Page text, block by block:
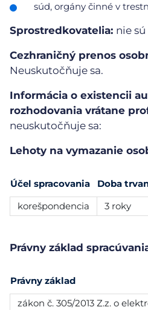
súd, orgány činné v
Sprostredkovatelia: nie sú
Cezhraničný prenos
Neuskutočňuje sa.
Informácia o existencii
rozhodovania vrátane
neuskutočňuje sa:
Lehoty na vymazanie
Účel spracovania
Doba
korešpondencia
3 roky
Právny základ
Právny základ
zákon č. 305/2013 Z.z. o